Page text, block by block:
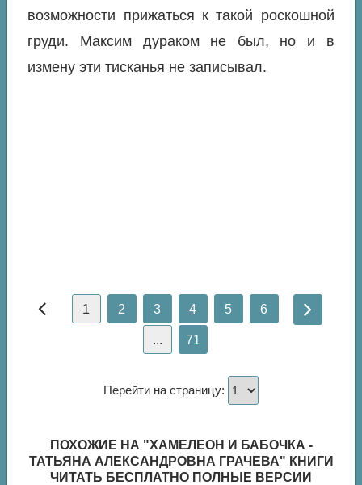
возможности прижаться к такой роскошной
груди. Максим дураком не был, но и в
измену эти тисканья не записывал.
1 2 3 4 5 6
... 71
Перейти на страницу:
ПОХОЖИЕ НА "ХАМЕЛЕОН И БАБОЧКА -
ТАТЬЯНА АЛЕКСАНДРОВНА ГРАЧЕВА" КНИГИ
ЧИТАТЬ БЕСПЛАТНО ПОЛНЫЕ ВЕРСИИ